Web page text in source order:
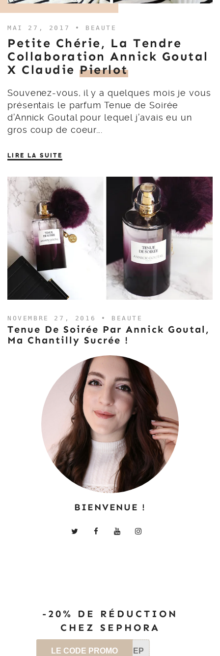
MAI 27, 2017 • BEAUTE
Petite Chérie, La Tendre
Collaboration Annick Goutal
X Claudie Pierlot
Souvenez-vous, il y a quelques mois je vous
présentais le parfum Tenue de Soirée
d’Annick Goutal pour lequel j’avais eu un
gros coup de coeur….
LIRE LA SUITE
NOVEMBRE 27, 2016 • BEAUTE
Tenue De Soirée Par Annick Goutal,
Ma Chantilly Sucrée !
BIENVENUE !
-20% DE RÉDUCTION
CHEZ SEPHORA
LE CODE PROMO SEP